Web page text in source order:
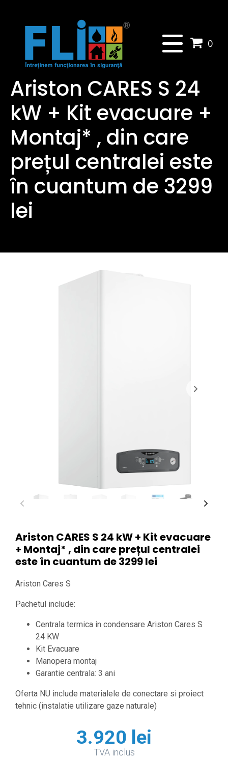
0
Ariston CARES S 24
kW + Kit evacuare +
Montaj* , din care
prețul centralei este
în cuantum de 3299
lei
Ariston CARES S 24 kW + Kit evacuare
+ Montaj* , din care prețul centralei
este în cuantum de 3299 lei
Ariston Cares S
Pachetul include:
Centrala termica in condensare Ariston Cares S
24 KW
Kit Evacuare
Manopera montaj
Garantie centrala: 3 ani
Oferta NU include materialele de conectare si proiect
tehnic (instalatie utilizare gaze naturale)
3.920 lei
TVA inclus